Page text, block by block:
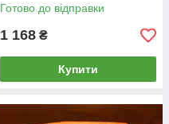
Готово до відправки
1 168 ₴
Купити